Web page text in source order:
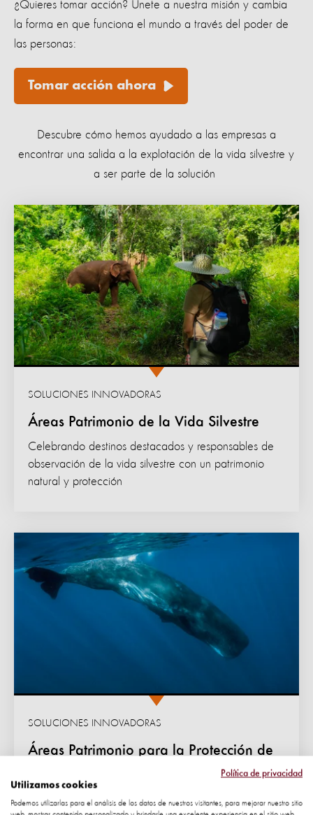
¿Quieres tomar acción? Únete a nuestra misión y cambia
la forma en que funciona el mundo a través del poder de
las personas:
Tomar acción ahora
Descubre cómo hemos ayudado a las empresas a
encontrar una salida a la explotación de la vida silvestre y
a ser parte de la solución
Áreas Patrimonio de la Vida Silvestre
SOLUCIONES INNOVADORAS
Celebrando destinos destacados y responsables de
observación de la vida silvestre con un patrimonio
natural y protección
Áreas Patrimonio para la Protección de
SOLUCIONES INNOVADORAS
Reconocer los destinos que ofrecen un avistamiento
responsable y sostenible de ballenas y delfines
Política de privacidad
Utilizamos cookies
Podemos utilizarlas para el análisis de los datos de nuestros visitantes, para mejorar nuestro sitio